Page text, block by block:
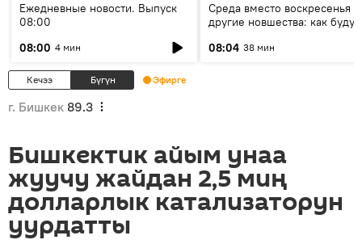
Ежедневные новости. Выпуск
08:00
08:00 4 мин
Среда вместо воскресенья и
другие новшества: как будут
08:04 38 мин
Кечээ Бүгүн Эфирге
г. Бишкек 89.3
Бишкектик айым унаа
жуучу жайдан 2,5 миң
долларлык катализаторун
уурдатты